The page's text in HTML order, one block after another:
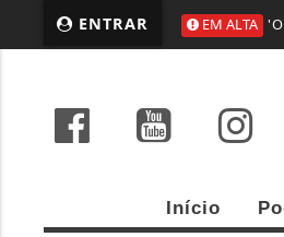
ENTRAR EM ALTA
Início